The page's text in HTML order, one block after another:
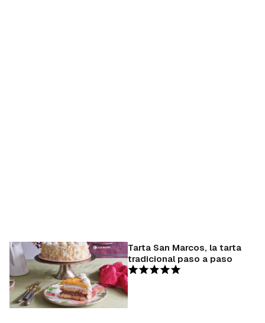
Tarta San Marcos, la tarta
tradicional paso a paso